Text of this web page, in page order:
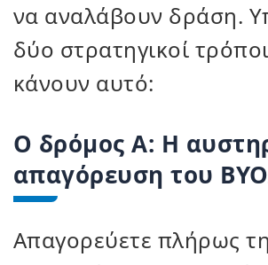
να αναλάβουν δράση.
δύο στρατηγικοί
κάνουν αυτό:
Ο δρόμος Α: Η
απαγόρευση του
Απαγορεύετε πλήρως